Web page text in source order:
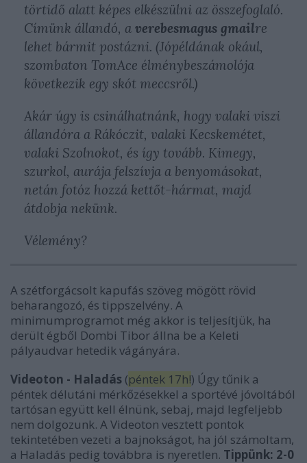
törtidő alatt képes elkészülni az összefoglaló.
Címünk állandó, a verebesmagus gmailre
lehet bármit postázni. (Jópéldának okául,
szombaton TomAce élménybeszámolója
következik egy skót meccsről.)
Akár úgy is csinálhatnánk, hogy valaki viszi
állandóra a Rákóczit, valaki Kecskemétet,
valaki Szolnokot, és így tovább. Kimegy,
szurkol, aurája felszívja a benyomásokat,
netán fotóz hozzá kettőt-hármat, majd
átdobja nekünk.
Vélemény?
A szétforgácsolt kapufás szöveg mögött rövid
beharangozó, és tippszelvény. A
minimumprogramot még akkor is teljesítjük, ha
derült égből Dombi Tibor állna be a Keleti
pályaudvar hetedik vágányára.
Videoton - Haladás (péntek 17h!) Úgy tűnik a
péntek délutáni mérkőzésekkel a sportévé jóvoltából
tartósan együtt kell élnünk, sebaj, majd legfeljebb
nem dolgozunk. A Videoton vesztett pontok
tekintetében vezeti a bajnokságot, ha jól számoltam,
a Haladás pedig továbbra is nyeretlen. Tippünk: 2-0